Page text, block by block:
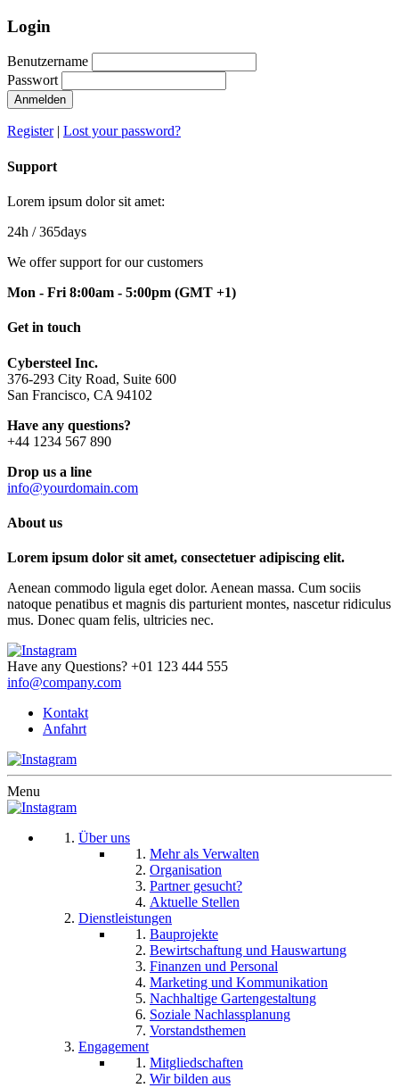
Login
Benutzername
Passwort
Anmelden
Register| Lost your password?
Support
Lorem ipsum dolor sit amet:
24h / 365days
We offer support for our customers
Mon - Fri 8:00am - 5:00pm (GMT +1)
Get in touch
Cybersteel Inc.
376-293 City Road, Suite 600
San Francisco, CA 94102
Have any questions?
+44 1234 567 890
Drop us a line
info@yourdomain.com
About us
Lorem ipsum dolor sit amet, consectetuer adipiscing elit.
Aenean commodo ligula eget dolor. Aenean massa. Cum sociis
natoque penatibus et magnis dis parturient montes, nascetur ridiculus
mus. Donec quam felis, ultricies nec.
Have any Questions? +01 123 444 555
info@company.com
Kontakt
Anfahrt
Menu
Über uns
Mehr als Verwalten
Organisation
Partner gesucht?
Aktuelle Stellen
Dienstleistungen
Bauprojekte
Bewirtschaftung und Hauswartung
Finanzen und Personal
Marketing und Kommunikation
Nachhaltige Gartengestaltung
Soziale Nachlassplanung
Vorstandsthemen
Engagement
Mitgliedschaften
Wir bilden aus